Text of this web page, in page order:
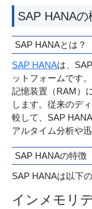
SAP HANAの
SAP HANAとは？
SAP HANAは、
ットフォームです
記憶装置（RAM）
します。従来のデ
較して、SAP
アルタイム分析や
SAP HANAの特徴
SAP HANAは以下
インメモリ